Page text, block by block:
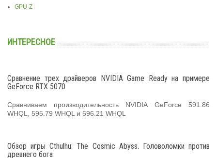
GPU-Z
ИНТЕРЕСНОЕ
Сравнение трех драйверов NVIDIA Game Ready на примере
GeForce RTX 5070
Сравниваем производительность NVIDIA GeForce 591.86
WHQL, 595.79 WHQL и 596.21 WHQL
Обзор игры Cthulhu: The Cosmic Abyss. Головоломки против
древнего бога